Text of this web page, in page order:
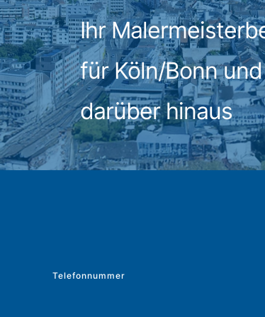
Ihr
für Köln/Bonn und
darüber hinaus
Telefonnummer